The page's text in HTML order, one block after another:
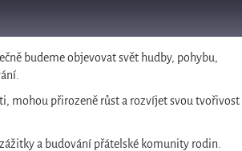
budeme objevovat svět hudby, pohybu,
mohou přirozeně růst a rozvíjet svou tvořivost
a budování přátelské komunity rodin.